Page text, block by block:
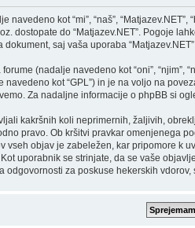
navedeno kot “mi”, “naš”,
dostopate do “Matjazev.NET”. Pogoje
saj vaša uporaba
(nadalje navedeno kot “oni”, “njim”,
navedeno kot “GPL”) in je na voljo na
Za nadaljne informacije o phpBB si
kakršnih koli neprimernih, žaljivih,
pravo. Ob kršitvi pravkar
vseh objav je zabeležen, kar pripomore k
uporabnik se strinjate, da se vaše
odgovornosti za poskuse hekerskih